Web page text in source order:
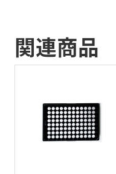
関連商品